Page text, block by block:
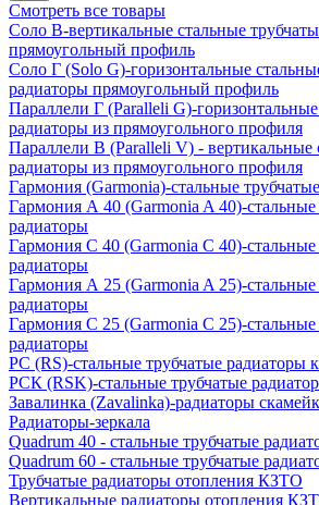
Смотреть все товары
Соло В-вертикальные стальные
прямоугольный профиль
Соло Г (Solo G)-горизонтальные
радиаторы прямоугольный профиль
Параллели Г (Paralleli G)-
радиаторы из прямоугольного профиля
Параллели В (Paralleli V) - вертикальные
радиаторы из прямоугольного профиля
Гармония (Garmonia)-стальные
Гармония А 40 (Garmonia A 40)-стальные
радиаторы
Гармония С 40 (Garmonia C 40)-стальные
радиаторы
Гармония А 25 (Garmonia A 25)-стальные
радиаторы
Гармония С 25 (Garmonia C 25)-стальные
радиаторы
РС (RS)-стальные трубчатые радиаторы
РСК (RSK)-стальные трубчатые
Завалинка (Zavalinka)-радиаторы
Радиаторы-зеркала
Quadrum 40 - стальные трубчатые
Quadrum 60 - стальные трубчатые
Трубчатые радиаторы отопления КЗТО
Вертикальные радиаторы отопления